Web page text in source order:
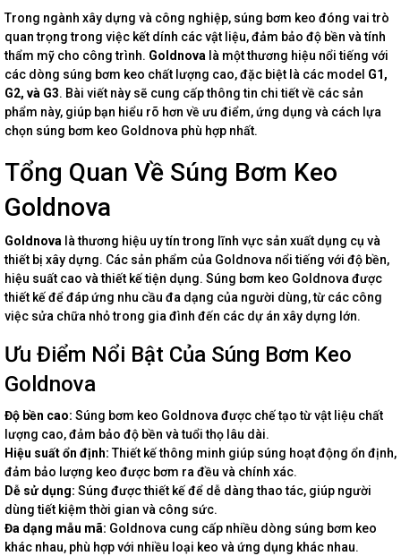
Trong ngành xây dựng và công nghiệp, súng bơm keo đóng vai trò
quan trọng trong việc kết dính các vật liệu, đảm bảo độ bền và tính
thẩm mỹ cho công trình. Goldnova là một thương hiệu nổi tiếng với
các dòng súng bơm keo chất lượng cao, đặc biệt là các model G1,
G2, và G3. Bài viết này sẽ cung cấp thông tin chi tiết về các sản
phẩm này, giúp bạn hiểu rõ hơn về ưu điểm, ứng dụng và cách lựa
chọn súng bơm keo Goldnova phù hợp nhất.
Tổng Quan Về Súng Bơm Keo
Goldnova
Goldnova là thương hiệu uy tín trong lĩnh vực sản xuất dụng cụ và
thiết bị xây dựng. Các sản phẩm của Goldnova nổi tiếng với độ bền,
hiệu suất cao và thiết kế tiện dụng. Súng bơm keo Goldnova được
thiết kế để đáp ứng nhu cầu đa dạng của người dùng, từ các công
việc sửa chữa nhỏ trong gia đình đến các dự án xây dựng lớn.
Ưu Điểm Nổi Bật Của Súng Bơm Keo
Goldnova
Độ bền cao: Súng bơm keo Goldnova được chế tạo từ vật liệu chất
lượng cao, đảm bảo độ bền và tuổi thọ lâu dài.
Hiệu suất ổn định:Thiết kế thông minh giúp súng hoạt động ổn định,
đảm bảo lượng keo được bơm ra đều và chính xác.
Dễ sử dụng: Súng được thiết kế để dễ dàng thao tác, giúp người
dùng tiết kiệm thời gian và công sức.
Đa dạng mẫu mã: Goldnova cung cấp nhiều dòng súng bơm keo
khác nhau, phù hợp với nhiều loại keo và ứng dụng khác nhau.